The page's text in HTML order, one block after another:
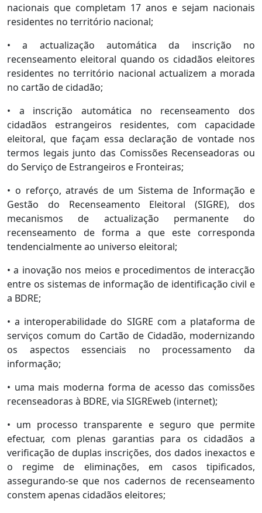
nacionais que completam 17 anos e sejam nacionais
residentes no território nacional;
• a actualização automática da inscrição no
recenseamento eleitoral quando os cidadãos eleitores
residentes no território nacional actualizem a morada
no cartão de cidadão;
• a inscrição automática no recenseamento dos
cidadãos estrangeiros residentes, com capacidade
eleitoral, que façam essa declaração de vontade nos
termos legais junto das Comissões Recenseadoras ou
do Serviço de Estrangeiros e Fronteiras;
• o reforço, através de um Sistema de Informação e
Gestão do Recenseamento Eleitoral (SIGRE), dos
mecanismos de actualização permanente do
recenseamento de forma a que este corresponda
tendencialmente ao universo eleitoral;
• a inovação nos meios e procedimentos de interacção
entre os sistemas de informação de identificação civil e
a BDRE;
• a interoperabilidade do SIGRE com a plataforma de
serviços comum do Cartão de Cidadão, modernizando
os aspectos essenciais no processamento da
informação;
• uma mais moderna forma de acesso das comissões
recenseadoras à BDRE, via SIGREweb (internet);
• um processo transparente e seguro que permite
efectuar, com plenas garantias para os cidadãos a
verificação de duplas inscrições, dos dados inexactos e
o regime de eliminações, em casos tipificados,
assegurando-se que nos cadernos de recenseamento
constem apenas cidadãos eleitores;